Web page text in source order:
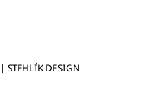
STEHLÍK DESIGN